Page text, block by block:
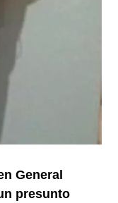
General
presunto